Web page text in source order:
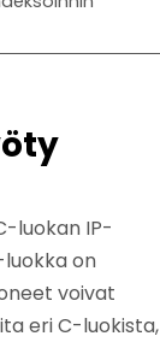
luokan IP-
on
voivat
eri C-luokista,